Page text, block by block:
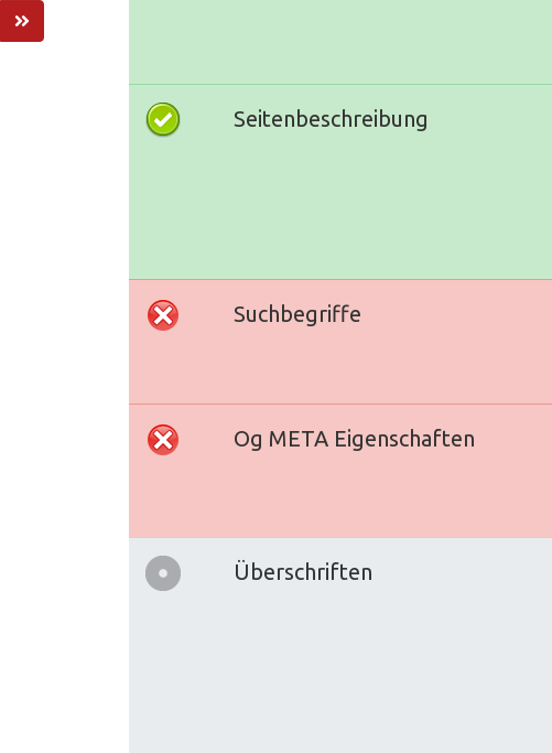
Seitenbeschreibung
Suchbegriffe
Og META Eigenschaften
Überschriften